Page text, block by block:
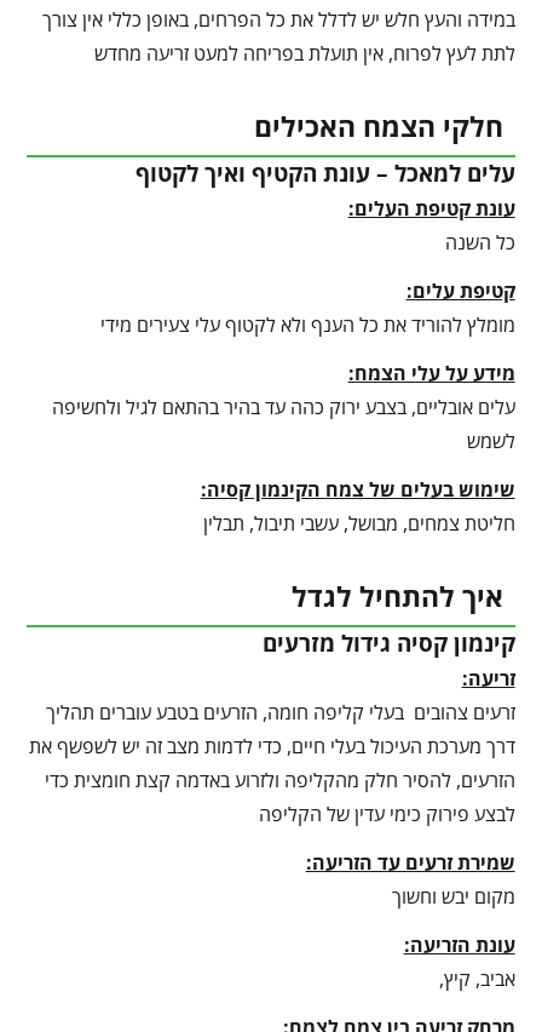
במידה והעץ חלש יש לדלל את כל הפרחים, באופן כללי אין צורך
לתת לעץ לפרוח, אין תועלת בפריחה למעט זריעה מחדש
חלקי הצמח האכילים
עלים למאכל – עונת הקטיף ואיך לקטוף
עונת קטיפת העלים:
כל השנה
קטיפת עלים:
מומלץ להוריד את כל הענף ולא לקטוף עלי צעירים מידי
מידע על עלי הצמח:
עלים אובליים, בצבע ירוק כהה עד בהיר בהתאם לגיל ולחשיפה
לשמש
שימוש בעלים של צמח הקינמון קסיה:
חליטת צמחים, מבושל, עשבי תיבול, תבלין
איך להתחיל לגדל
קינמון קסיה גידול מזרעים
זריעה:
זרעים צהובים בעלי קליפה חומה, הזרעים בטבע עוברים תהליך
דרך מערכת העיכול בעלי חיים, כדי לדמות מצב זה יש לשפשף את
הזרעים, להסיר חלק מהקליפה ולזרוע באדמה קצת חומצית כדי
לבצע פירוק כימי עדין של הקליפה
שמירת זרעים עד הזריעה:
מקום יבש וחשוך
עונת הזריעה:
אביב, קיץ,